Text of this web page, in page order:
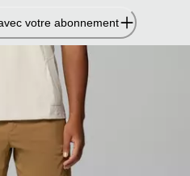
votre abonnement